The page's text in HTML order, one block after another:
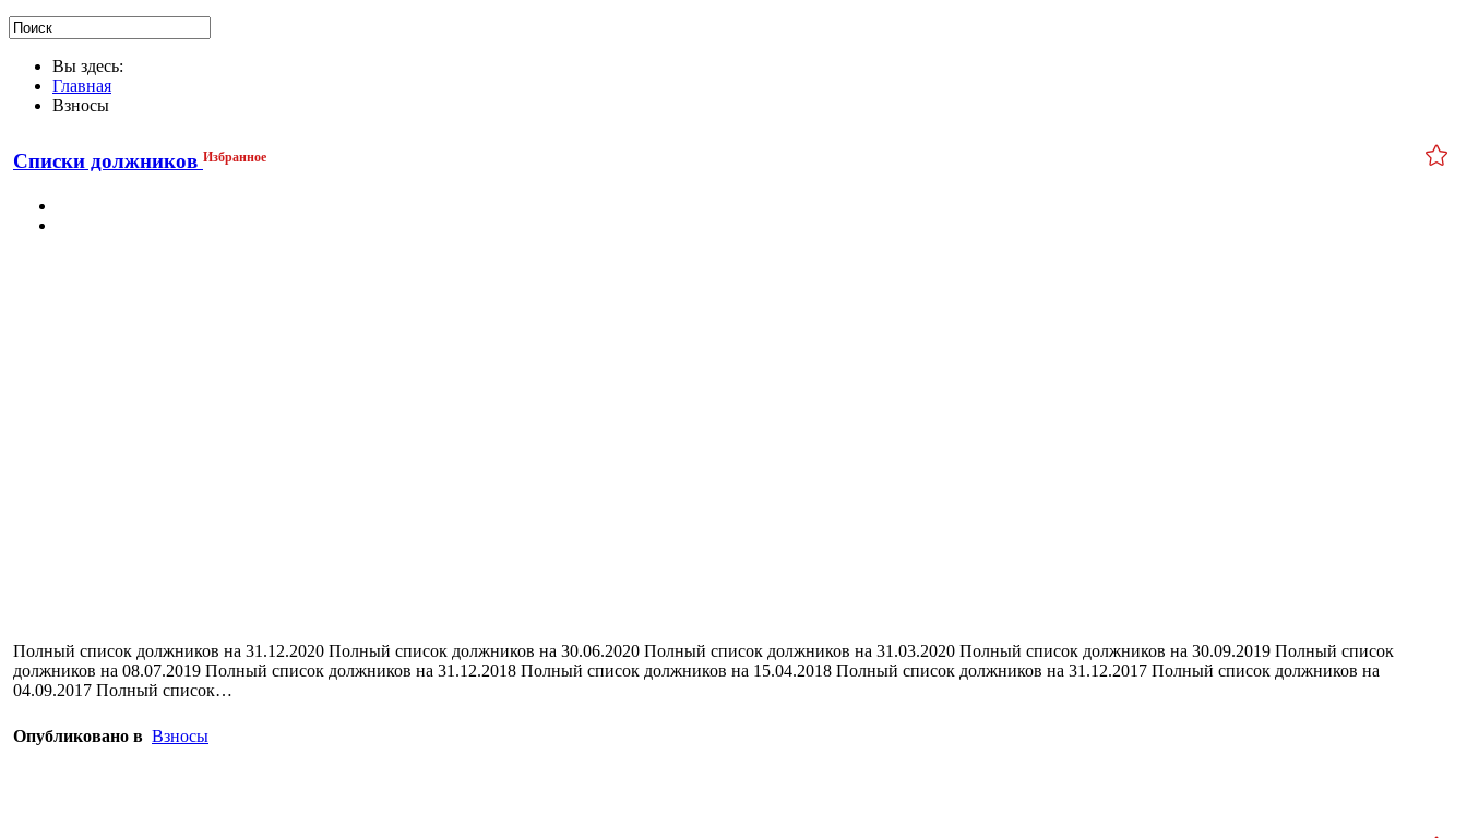
Вы здесь:
Главная
Взносы
Списки должников Избранное
Полный список должников на 31.12.2020 Полный список должников на 30.06.2020 Полный список должников на 31.03.2020 Полный список должников на 30.09.2019 Полный список
должников на 08.07.2019 Полный список должников на 31.12.2018 Полный список должников на 15.04.2018 Полный список должников на 31.12.2017 Полный список должников на
04.09.2017 Полный список…
Опубликовано в Взносы